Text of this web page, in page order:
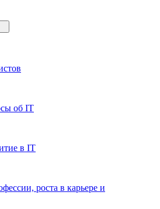
об IT
в IT
роста в карьере и